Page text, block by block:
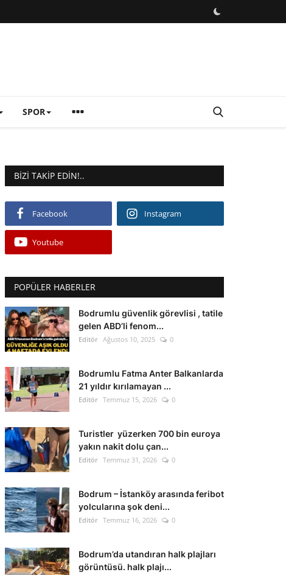
SPOR
BIZI TAKIP EDIN!..
Facebook Instagram
Youtube
POPÜLER HABERLER
Bodrumlu güvenlik görevlisi , tatile
gelen ABD’li fenom...
Editör Ağustos 10, 2025 0
Bodrumlu Fatma Anter Balkanlarda
21 yıldır kırılamayan ...
Editör Temmuz 15, 2026 0
Turistler yüzerken 700 bin euroya
yakın nakit dolu çan...
Editör Temmuz 31, 2026 0
Bodrum – İstanköy arasında feribot
yolcularına şok deni...
Editör Temmuz 16, 2026 0
Bodrum’da utandıran halk plajları
görüntüsü. halk plajı...